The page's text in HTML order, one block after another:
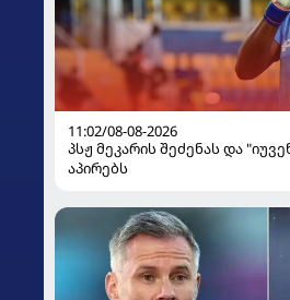
11:02/08-08-2026
პსჟ მეკარის შეძენას და
აპირებს